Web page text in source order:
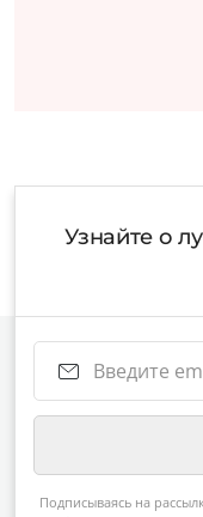
Узнайте о
Подписываясь на